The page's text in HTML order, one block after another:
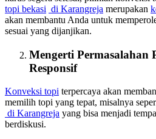
topi bekasi di Karangreja merupakan
akan membantu Anda untuk
sesuai yang dijanjikan.
Mengerti Permasalahan
Responsif
Konveksi topi terpercaya akan
memilih topi yang tepat, misalnya
di Karangreja yang bisa menjadi
berdiskusi.